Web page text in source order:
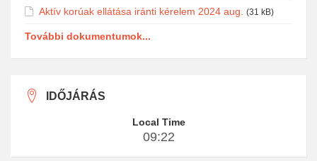
Aktív korúak ellátása iránti kérelem 2024 aug. (31 kB)
További dokumentumok...
IDŐJÁRÁS
Local Time
09:22